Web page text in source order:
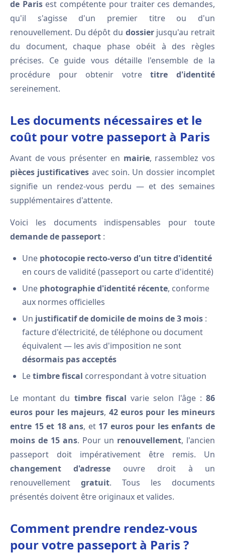
de Parisest compétente pour traiter ces demandes,
qu'il s'agisse d'un premier titre ou d'un
renouvellement. Du dépôt du dossierjusqu'au retrait
du document, chaque phase obéit à des règles
précises. Ce guide vous détaille l'ensemble de la
procédure pour obtenir votretitre d'identité
sereinement.
Les documents nécessaires et le
coût pour votre passeport à Paris
Avant de vous présenter en mairie, rassemblez vos
pièces justificatives avec soin. Un dossier incomplet
signifie un rendez-vous perdu — et des semaines
supplémentaires d'attente.
Voici les documents indispensables pour toute
demande de passeport :
Une photocopie recto-verso d'un titre d'identité
en cours de validité (passeport ou carte d'identité)
Une photographie d'identité récente, conforme
aux normes officielles
Un justificatif de domicile de moins de 3 mois :
facture d'électricité, de téléphone ou document
équivalent — les avis d'imposition ne sont
désormais pas acceptés
Letimbre fiscal correspondant à votre situation
Le montant du timbre fiscal varie selon l'âge :86
euros pour les majeurs, 42 euros pour les mineurs
entre 15 et 18 ans, et 17 euros pour les enfants de
moins de 15 ans. Pour un renouvellement, l'ancien
passeport doit impérativement être remis. Un
changement d'adresse ouvre droit à un
renouvellement gratuit. Tous les documents
présentés doivent être originaux et valides.
Comment prendre rendez-vous
pour votre passeport à Paris ?